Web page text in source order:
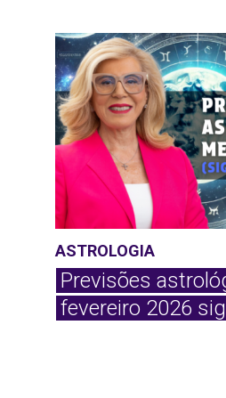
ASTROLOGIA
Previsões
fevereiro 2026